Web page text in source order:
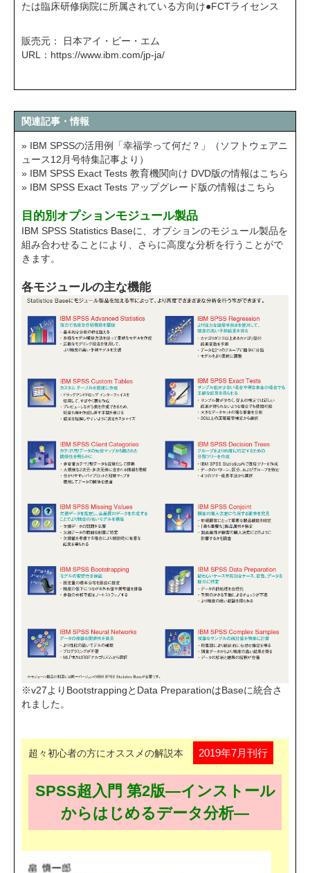
たは臨床研修病院に所属されている方向け●FCTライセンス
販売元： 日本アイ・ビー・エム
URL： https://www.ibm.com/jp-ja/
関連記事・情報
» IBM SPSSの活用例「幸福学って何だ？」（ソフトウェアニ
ュース12月号特集記事より）
» IBM SPSS Exact Tests 教育機関向け DVD版の情報はこちら
» IBM SPSS Exact Tests アップグレード版の情報はこちら
目的別オプションモジュール製品
IBM SPSS Statistics Baseに、オプションのモジュール製品を
組み合わせることにより、さらに高度な分析を行うことがで
きます。
各モジュールの主な機能
※v27よりBootstrappingとData PreparationはBaseに統合さ
れました。
超々初心者の方にオススメの解説本 2019年7月刊行
SPSS超入門 第2版―インストール
からはじめるデータ分析―